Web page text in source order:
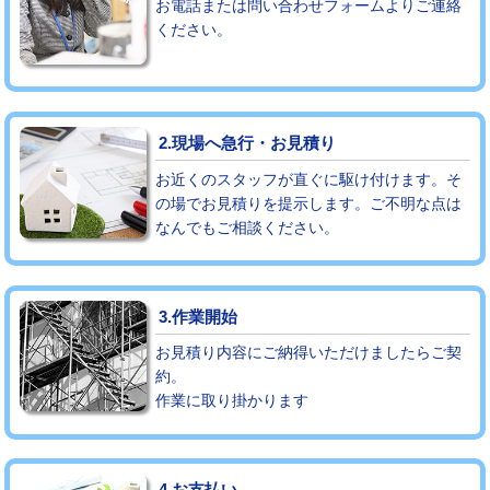
モルタル補修（厚さ10㎝まで）
モルタル補修（厚さ10㎝超え） 38,500円
追加人工 16,500円
廃棄・処分 現場見積
※給水管工事は20mmまでの価格です。
お電話または問い合わせフォームよりご連絡
ください。
2.現場へ急行・お見積り
お近くのスタッフが直ぐに駆け付けます。そ
の場でお見積りを提示します。ご不明な点は
なんでもご相談ください。
3.作業開始
お見積り内容にご納得いただけましたらご契
約。
作業に取り掛かります